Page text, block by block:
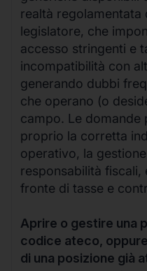
realtà regolamentata
legislatore, che
accesso stringenti e
incompatibilità con
generando dubbi
che operano (o
campo. Le domande
proprio la corretta
operativo, la
responsabilità fiscali,
fronte di tasse e
Aprire o gestire una
codice ateco,
di una posizione già